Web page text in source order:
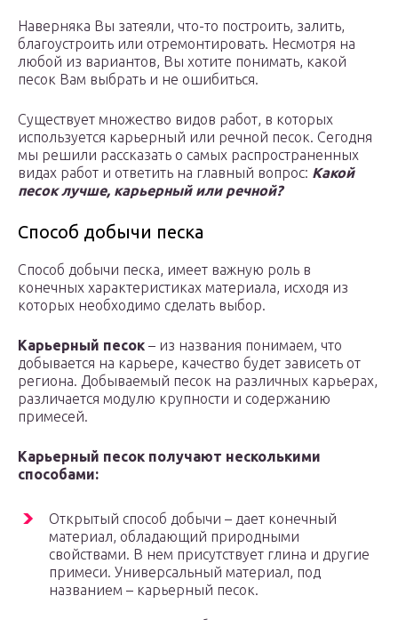
Наверняка Вы затеяли, что-то построить, залить,
благоустроить или отремонтировать. Несмотря на
любой из вариантов, Вы хотите понимать, какой
песок Вам выбрать и не ошибиться.
Существует множество видов работ, в которых
используется карьерный или речной песок. Сегодня
мы решили рассказать о самых распространенных
видах работ и ответить на главный вопрос: Какой
песок лучше, карьерный или речной?
Способ добычи песка
Способ добычи песка, имеет важную роль в
конечных характеристиках материала, исходя из
которых необходимо сделать выбор.
Карьерный песок – из названия понимаем, что
добывается на карьере, качество будет зависеть от
региона. Добываемый песок на различных карьерах,
различается модулю крупности и содержанию
примесей.
Карьерный песок получают несколькими
способами:
Открытый способ добычи – дает конечный
материал, обладающий природными
свойствами. В нем присутствует глина и другие
примеси. Универсальный материал, под
названием – карьерный песок.